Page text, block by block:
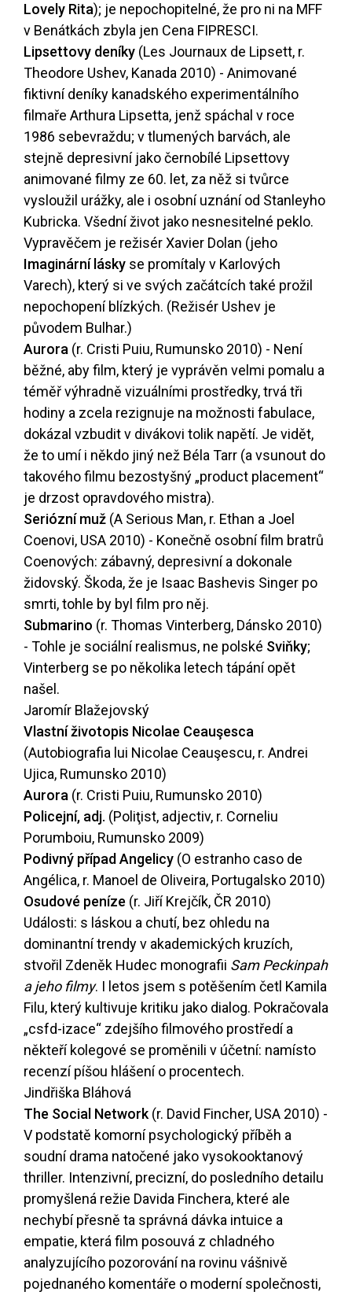
Lovely Rita); je nepochopitelné, že pro ni na MFF
v Benátkách zbyla jen Cena FIPRESCI.
Lipsettovy deníky (Les Journaux de Lipsett, r.
Theodore Ushev, Kanada 2010) - Animované
fiktivní deníky kanadského experimentálního
filmaře Arthura Lipsetta, jenž spáchal v roce
1986 sebevraždu; v tlumených barvách, ale
stejně depresivní jako černobílé Lipsettovy
animované filmy ze 60. let, za něž si tvůrce
vysloužil urážky, ale i osobní uznání od Stanleyho
Kubricka. Všední život jako nesnesitelné peklo.
Vypravěčem je režisér Xavier Dolan (jeho
Imaginární lásky se promítaly v Karlových
Varech), který si ve svých začátcích také prožil
nepochopení blízkých. (Režisér Ushev je
původem Bulhar.)
Aurora (r. Cristi Puiu, Rumunsko 2010) - Není
běžné, aby film, který je vyprávěn velmi pomalu a
téměř výhradně vizuálními prostředky, trvá tři
hodiny a zcela rezignuje na možnosti fabulace,
dokázal vzbudit v divákovi tolik napětí. Je vidět,
že to umí i někdo jiný než Béla Tarr (a vsunout do
takového filmu bezostyšný „product placement“
je drzost opravdového mistra).
Seriózní muž (A Serious Man, r. Ethan a Joel
Coenovi, USA 2010) - Konečně osobní film bratrů
Coenových: zábavný, depresivní a dokonale
židovský. Škoda, že je Isaac Bashevis Singer po
smrti, tohle by byl film pro něj.
Submarino (r. Thomas Vinterberg, Dánsko 2010)
- Tohle je sociální realismus, ne polské Sviňky;
Vinterberg se po několika letech tápání opět
našel.
Jaromír Blažejovský
Vlastní životopis Nicolae Ceauşesca
(Autobiografia lui Nicolae Ceauşescu, r. Andrei
Ujica, Rumunsko 2010)
Aurora (r. Cristi Puiu, Rumunsko 2010)
Policejní, adj. (Poliţist, adjectiv, r. Corneliu
Porumboiu, Rumunsko 2009)
Podivný případ Angelicy (O estranho caso de
Angélica, r. Manoel de Oliveira, Portugalsko 2010)
Osudové peníze (r. Jiří Krejčík, ČR 2010)
Události: s láskou a chutí, bez ohledu na
dominantní trendy v akademických kruzích,
stvořil Zdeněk Hudec monografii Sam Peckinpah
a jeho filmy. I letos jsem s potěšením četl Kamila
Filu, který kultivuje kritiku jako dialog. Pokračovala
„csfd-izace“ zdejšího filmového prostředí a
někteří kolegové se proměnili v účetní: namísto
recenzí píšou hlášení o procentech.
Jindřiška Bláhová
The Social Network(r. David Fincher, USA 2010) -
V podstatě komorní psychologický příběh a
soudní drama natočené jako vysokooktanový
thriller. Intenzivní, precizní, do posledního detailu
promyšlená režie Davida Finchera, které ale
nechybí přesně ta správná dávka intuice a
empatie, která film posouvá z chladného
analyzujícího pozorování na rovinu vášnivě
pojednaného komentáře o moderní společnosti,